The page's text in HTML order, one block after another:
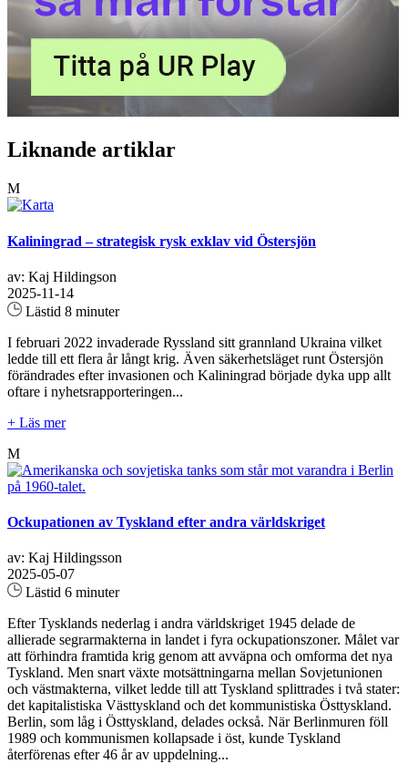
Liknande artiklar
M
Kaliningrad – strategisk rysk exklav vid Östersjön
av: Kaj Hildingson
2025-11-14
Lästid 8 minuter
I februari 2022 invaderade Ryssland sitt grannland Ukraina vilket
ledde till ett flera år långt krig. Även säkerhetsläget runt Östersjön
förändrades efter invasionen och Kaliningrad började dyka upp allt
oftare i nyhetsrapporteringen...
+ Läs mer
M
Ockupationen av Tyskland efter andra världskriget
av: Kaj Hildingsson
2025-05-07
Lästid 6 minuter
Efter Tysklands nederlag i andra världskriget 1945 delade de
allierade segrarmakterna in landet i fyra ockupationszoner. Målet var
att förhindra framtida krig genom att avväpna och omforma det nya
Tyskland. Men snart växte motsättningarna mellan Sovjetunionen
och västmakterna, vilket ledde till att Tyskland splittrades i två stater:
det kapitalistiska Västtyskland och det kommunistiska Östtyskland.
Berlin, som låg i Östtyskland, delades också. När Berlinmuren föll
1989 och kommunismen kollapsade i öst, kunde Tyskland
återförenas efter 46 år av uppdelning...